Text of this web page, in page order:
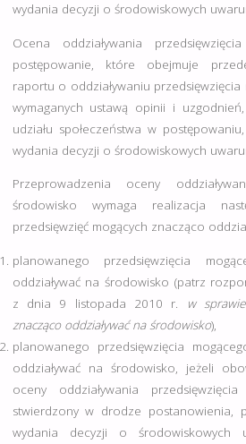
wydania decyzji o środowiskowych
Ocena oddziaływania
postępowanie, które obejmuje
raportu o oddziaływaniu
wymaganych ustawą opinii i
udziału społeczeństwa w
wydania decyzji o środowiskowych
Przeprowadzenia oceny
środowisko wymaga realizacja
przedsięwzięć mogących znacząco
planowanego przedsięwzięcia
oddziaływać na środowisko (patrz
z dnia 9 listopada 2010 r.
w
znacząco oddziaływać na środowisko),
planowanego przedsięwzięcia
oddziaływać na środowisko, jeżeli
oceny oddziaływania
stwierdzony w drodze postanowienia,
wydania decyzji o środowiskowych